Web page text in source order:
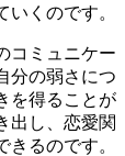
くのです。
コミュニケー
分の弱さにつ
を得ることが
出し、恋愛関
るのです。